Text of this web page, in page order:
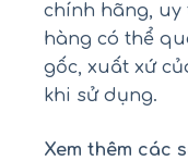
chính hãng, uy
hàng có thể
gốc, xuất xứ
khi sử dụng.
Xem thêm các